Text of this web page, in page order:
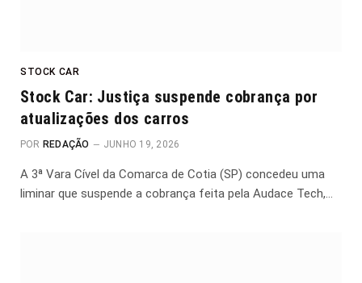
STOCK CAR
Stock Car: Justiça suspende cobrança por
atualizações dos carros
POR REDAÇÃO JUNHO 19, 2026
A 3ª Vara Cível da Comarca de Cotia (SP) concedeu uma
liminar que suspende a cobrança feita pela Audace Tech,…